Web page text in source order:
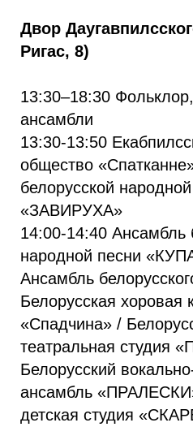
Двор
Ригас, 8)
13:30–18:30
ансамбли
13:30-13:50
общество
белорусской
«ЗАВИРУХА»
14:00-14:40 Ансамбль
народной песни
Ансамбль
Белорусская хоровая
«Спадчина» /
театральная студия
Белорусский
ансамбль
детская студия